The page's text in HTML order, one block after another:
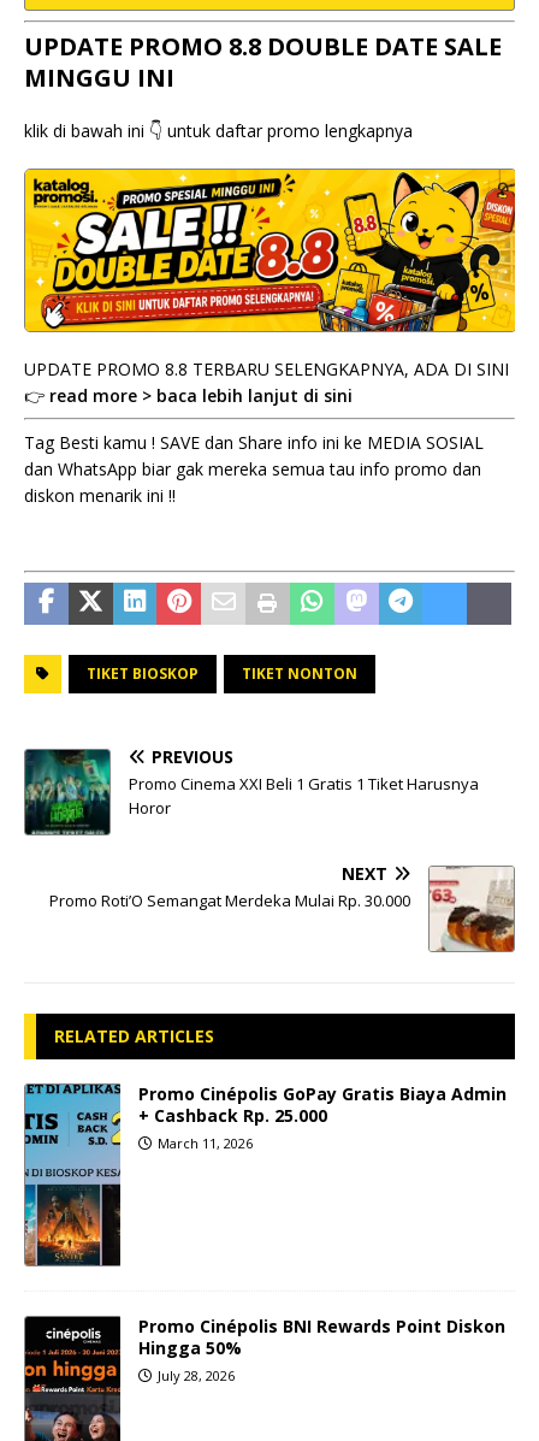
UPDATE PROMO 8.8 DOUBLE DATE SALE
MINGGU INI
klik di bawah ini 👇 untuk daftar promo lengkapnya
UPDATE PROMO 8.8 TERBARU SELENGKAPNYA, ADA DI SINI
👉 read more > baca lebih lanjut di sini
Tag Besti kamu ! SAVE dan Share info ini ke MEDIA SOSIAL
dan WhatsApp biar gak mereka semua tau info promo dan
diskon menarik ini !!
TIKET BIOSKOP TIKET NONTON
PREVIOUS
Promo Cinema XXI Beli 1 Gratis 1 Tiket Harusnya
Horor
NEXT
Promo Roti’O Semangat Merdeka Mulai Rp. 30.000
RELATED ARTICLES
Promo Cinépolis GoPay Gratis Biaya Admin
+ Cashback Rp. 25.000
March 11, 2026
Promo Cinépolis BNI Rewards Point Diskon
Hingga 50%
July 28, 2026